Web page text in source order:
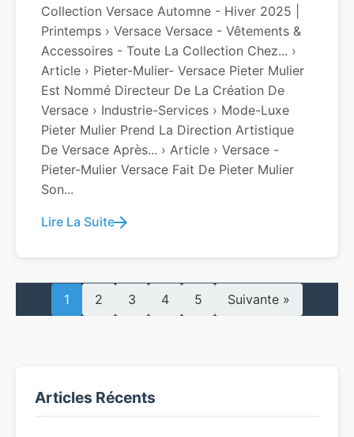
Collection Versace Automne - Hiver 2025 |
Printemps › Versace Versace - Vêtements &
Accessoires - Toute La Collection Chez... ›
Article › Pieter-Mulier- Versace Pieter Mulier
Est Nommé Directeur De La Création De
Versace › Industrie-Services › Mode-Luxe
Pieter Mulier Prend La Direction Artistique
De Versace Après... › Article › Versace -
Pieter-Mulier Versace Fait De Pieter Mulier
Son...
Lire La Suite
1 2 3 4 5 Suivante »
Articles Récents